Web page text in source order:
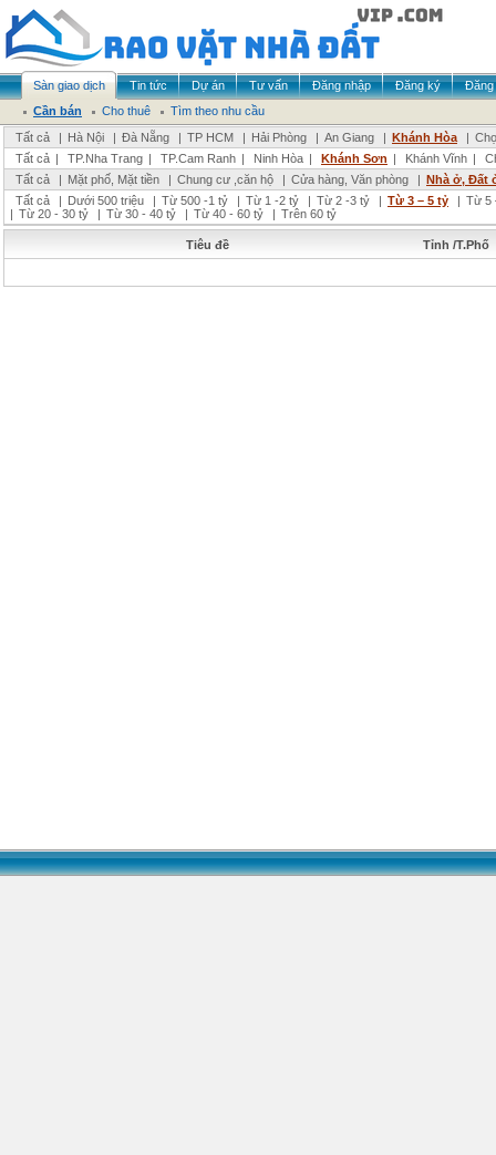
Sàn giao dịch Tin tức Dự án Tư vấn Đăng nhập Đăng ký
Đăng
Cần bán
Cho thuê
Tìm theo nhu cầu
Tất cả
| Hà Nội | Đà Nẵng | TP HCM | Hải Phòng | An Giang | Khánh Hòa |
Tất cả | TP.Nha Trang | TP.Cam Ranh | Ninh Hòa | Khánh Sơn | Khánh Vĩnh |
Tất cả
| Mặt phố, Mặt tiền | Chung cư ,căn hộ | Cửa hàng, Văn phòng | Nhà ở, Đất
Tất cả
| Dưới 500 triệu | Từ 500 -1 tỷ | Từ 1 -2 tỷ | Từ 2 -3 tỷ | Từ 3 – 5 tỷ | Từ 5
| Từ 20 - 30 tỷ | Từ 30 - 40 tỷ | Từ 40 - 60 tỷ | Trên 60 tỷ
Tiêu đề Tỉnh /T.Phố